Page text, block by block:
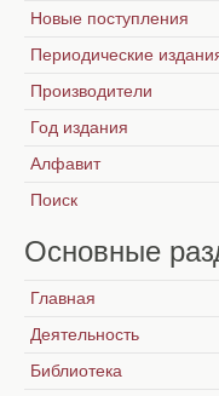
Новые поступления
Периодические
Производители
Год издания
Алфавит
Поиск
Основные
Главная
Деятельность
Библиотека